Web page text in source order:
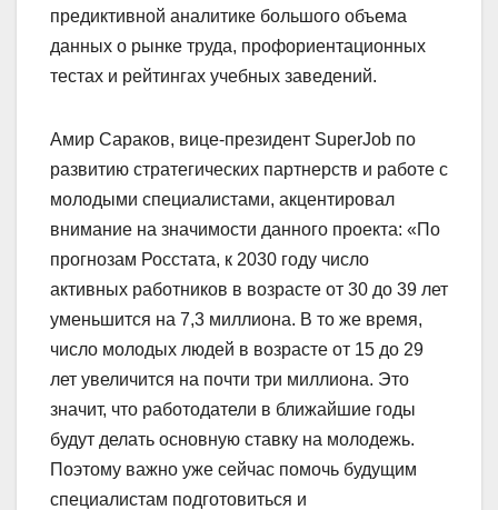
предиктивной аналитике большого объема
данных о рынке труда, профориентационных
тестах и рейтингах учебных заведений.
Амир Сараков, вице-президент SuperJob по
развитию стратегических партнерств и работе с
молодыми специалистами, акцентировал
внимание на значимости данного проекта: «По
прогнозам Росстата, к 2030 году число
активных работников в возрасте от 30 до 39 лет
уменьшится на 7,3 миллиона. В то же время,
число молодых людей в возрасте от 15 до 29
лет увеличится на почти три миллиона. Это
значит, что работодатели в ближайшие годы
будут делать основную ставку на молодежь.
Поэтому важно уже сейчас помочь будущим
специалистам подготовиться и